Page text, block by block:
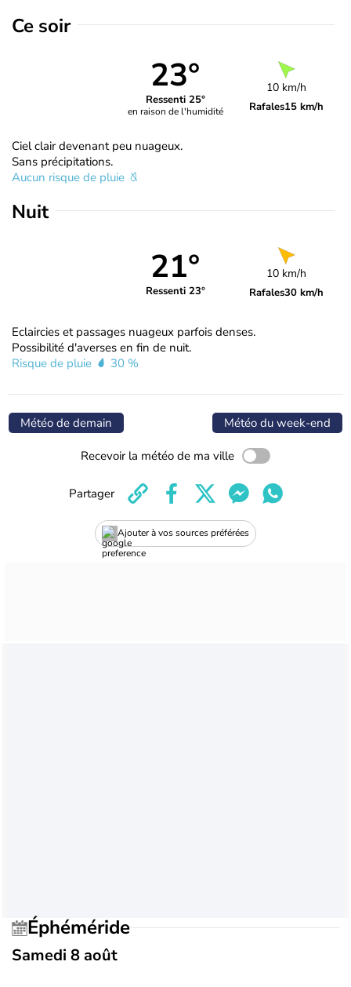
Ce soir
23°
Ressenti 25°
en raison de l'humidité
10 km/h
Rafales15 km/h
Ciel clair devenant peu nuageux.
Sans précipitations.
Aucun risque de pluie
Nuit
21°
Ressenti 23°
10 km/h
Rafales30 km/h
Eclaircies et passages nuageux parfois denses.
Possibilité d'averses en fin de nuit.
Risque de pluie
30 %
Météo de demain Météo du week-end
Recevoir la météo de ma ville
Ajouter à vos sources préférées
Partager
Éphéméride
Samedi 8 août